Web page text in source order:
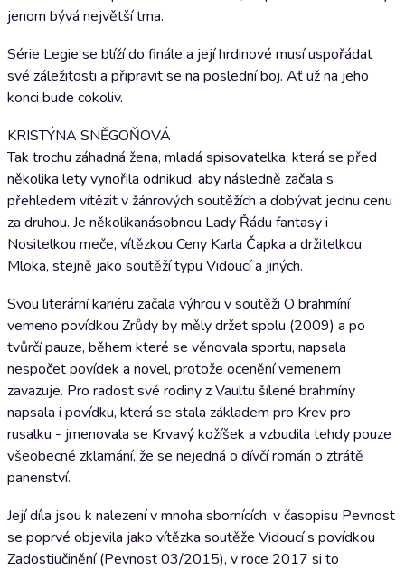
jenom bývá největší tma.
Série Legie se blíží do finále a její hrdinové musí uspořádat
své záležitosti a připravit se na poslední boj. Ať už na jeho
konci bude cokoliv.
KRISTÝNA SNĚGOŇOVÁ
Tak trochu záhadná žena, mladá spisovatelka, která se před
několika lety vynořila odnikud, aby následně začala s
přehledem vítězit v žánrových soutěžích a dobývat jednu cenu
za druhou. Je několikanásobnou Lady Řádu fantasy i
Nositelkou meče, vítězkou Ceny Karla Čapka a držitelkou
Mloka, stejně jako soutěží typu Vidoucí a jiných.
Svou literární kariéru začala výhrou v soutěži O brahmíní
vemeno povídkou Zrůdy by měly držet spolu (2009) a po
tvůrčí pauze, během které se věnovala sportu, napsala
nespočet povídek a novel, protože ocenění vemenem
zavazuje. Pro radost své rodiny z Vaultu šílené brahmíny
napsala i povídku, která se stala základem pro Krev pro
rusalku - jmenovala se Krvavý kožíšek a vzbudila tehdy pouze
všeobecné zklamání, že se nejedná o dívčí román o ztrátě
panenství.
Její díla jsou k nalezení v mnoha sbornících, v časopisu Pevnost
se poprvé objevila jako vítězka soutěže Vidoucí s povídkou
Zadostiučinění (Pevnost 03/2015), v roce 2017 si to